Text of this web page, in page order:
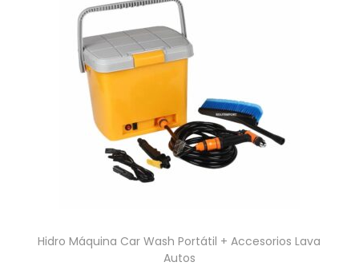
Hidro Máquina Car Wash Portátil + Accesorios Lava
Autos